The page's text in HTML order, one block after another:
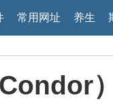
常用网址 养生